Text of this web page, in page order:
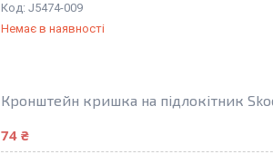
J5474-009
Немає в наявності
Кронштейн кришка на підлокітник
74 ₴